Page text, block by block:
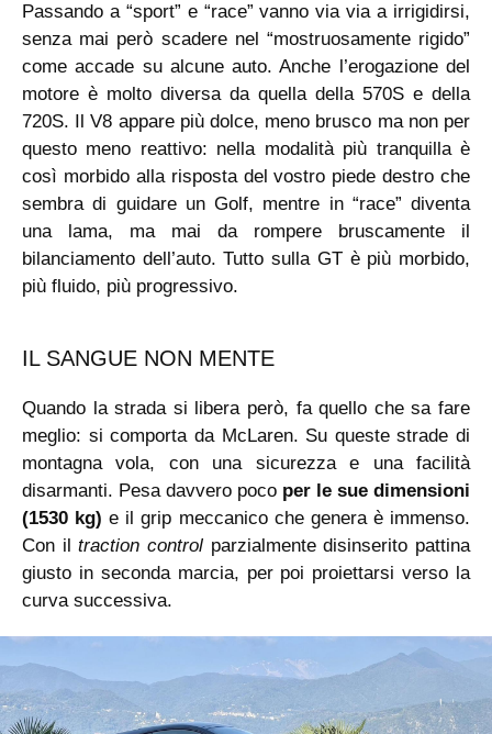
Passando a “sport” e “race” vanno via via a irrigidirsi,
senza mai però scadere nel “mostruosamente rigido”
come accade su alcune auto. Anche l’erogazione del
motore è molto diversa da quella della 570S e della
720S. Il V8 appare più dolce, meno brusco ma non per
questo meno reattivo: nella modalità più tranquilla è
così morbido alla risposta del vostro piede destro che
sembra di guidare un Golf, mentre in “race” diventa
una lama, ma mai da rompere bruscamente il
bilanciamento dell’auto. Tutto sulla GT è più morbido,
più fluido, più progressivo.
IL SANGUE NON MENTE
Quando la strada si libera però, fa quello che sa fare
meglio: si comporta da McLaren. Su queste strade di
montagna vola, con una sicurezza e una facilità
disarmanti. Pesa davvero poco per le sue dimensioni
(1530 kg)e il grip meccanico che genera è immenso.
Con iltraction control parzialmente disinserito pattina
giusto in seconda marcia, per poi proiettarsi verso la
curva successiva.